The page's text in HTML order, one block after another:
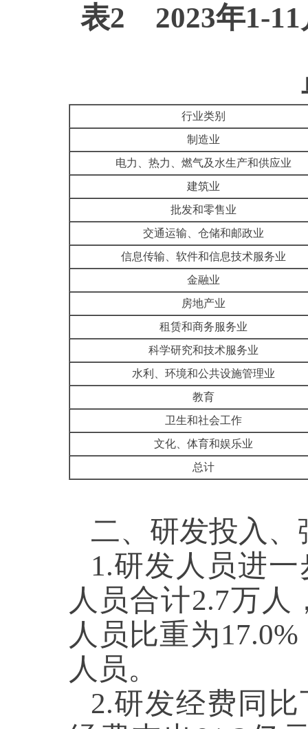
表2 2023年1-11
行业类别
制造业
电力、热力、燃气及水生产和供应业
建筑业
批发和零售业
交通运输、仓储和邮政业
信息传输、软件和信息技术服务业
金融业
房地产业
租赁和商务服务业
科学研究和技术服务业
水利、环境和公共设施管理业
教育
卫生和社会工作
文化、体育和娱乐业
总计
二、研发投入
1.研发人员进
人员合计2.7万人
人员比重为
人员。
2.研发经费同